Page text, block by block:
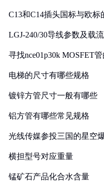
C13和C14插头国标与欧
LGJ-240/30导线参数及载
寻找nce01p30k MOSFET
电梯的尺寸有哪些规格
镀锌方管尺寸一般有哪些
铝方管有哪些常见规格
光线传媒参投三国的星空
横担型号对应重量
锰矿石产品化合水含量